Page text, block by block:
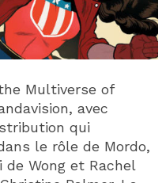
Multiverse of
avec
qui
le rôle de Mordo,
de Wong et Rachel